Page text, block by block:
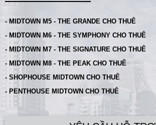
- MIDTOWN M5 - THE GRANDE CHO THUÊ
- MIDTOWN M6 - THE SYMPHONY CHO THUÊ
- MIDTOWN M7 - THE SIGNATURE CHO THUÊ
- MIDTOWN M8 - THE PEAK CHO THUÊ
- SHOPHOUSE MIDTOWN CHO THUÊ
- PENTHOUSE MIDTOWN CHO THUÊ